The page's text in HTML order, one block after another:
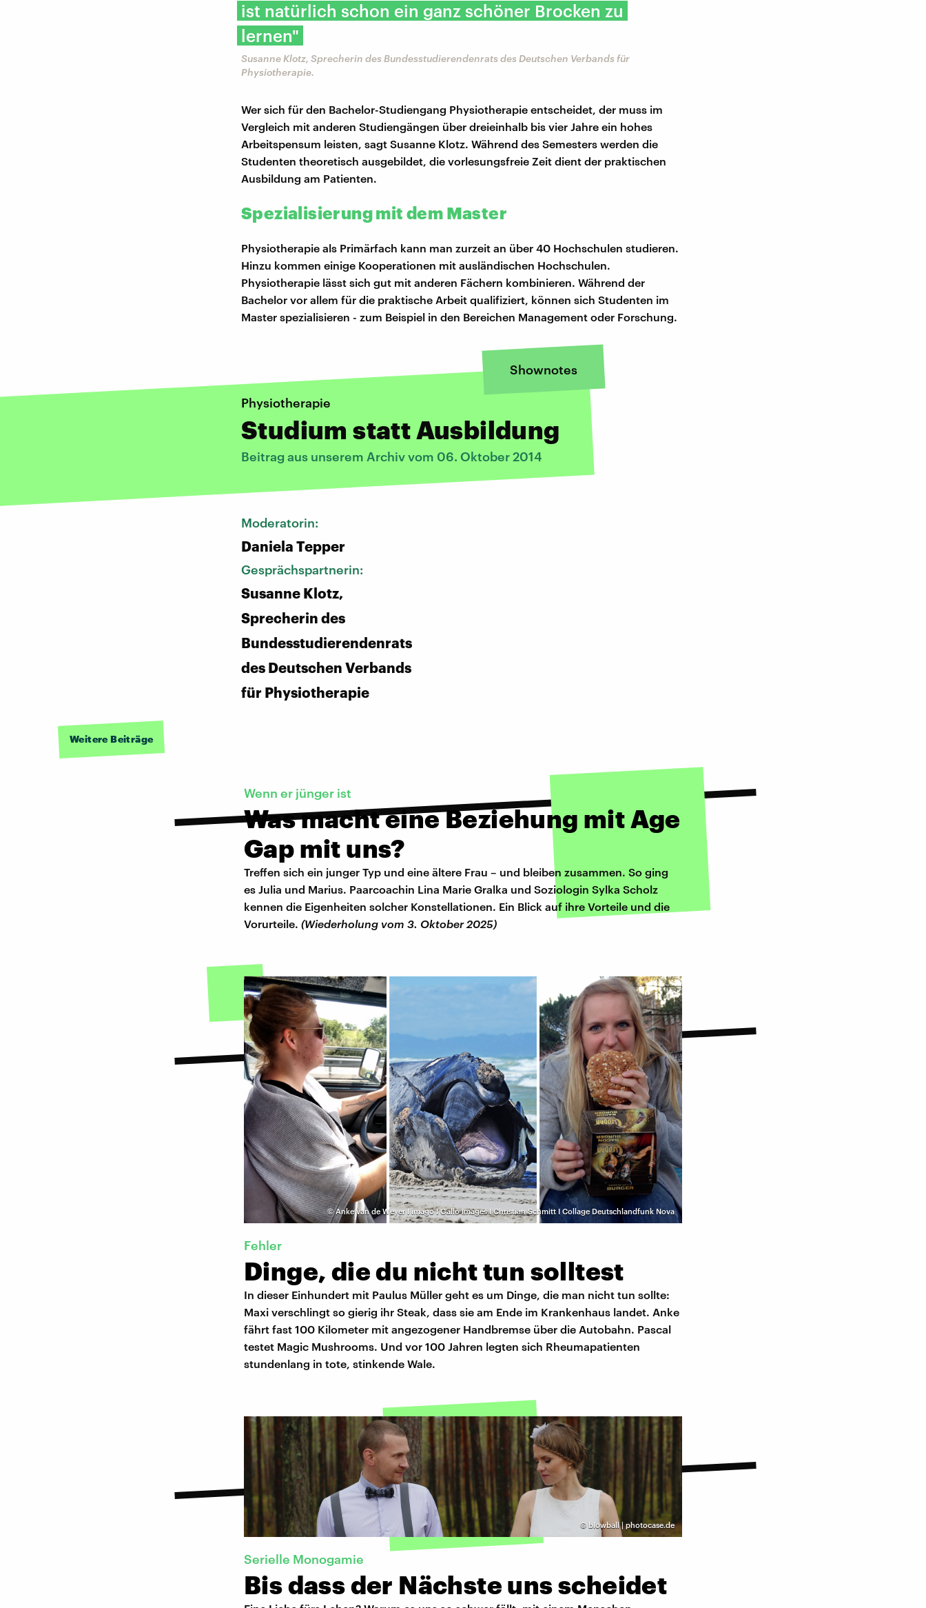
ist natürlich schon ein ganz schöner Brocken zu
lernen"
Susanne Klotz, Sprecherin des Bundesstudierendenrats des Deutschen Verbands für
Physiotherapie.
Wer sich für den Bachelor-Studiengang Physiotherapie entscheidet, der muss im
Vergleich mit anderen Studiengängen über dreieinhalb bis vier Jahre ein hohes
Arbeitspensum leisten, sagt Susanne Klotz. Während des Semesters werden die
Studenten theoretisch ausgebildet, die vorlesungsfreie Zeit dient der praktischen
Ausbildung am Patienten.
Spezialisierung mit dem Master
Physiotherapie als Primärfach kann man zurzeit an über 40 Hochschulen studieren.
Hinzu kommen einige Kooperationen mit ausländischen Hochschulen.
Physiotherapie lässt sich gut mit anderen Fächern kombinieren. Während der
Bachelor vor allem für die praktische Arbeit qualifiziert, können sich Studenten im
Master spezialisieren - zum Beispiel in den Bereichen Management oder Forschung.
Shownotes
Physiotherapie
Studium statt Ausbildung
Beitrag aus unserem Archiv vom 06. Oktober 2014
Moderatorin:
Daniela Tepper
Gesprächspartnerin:
Susanne Klotz,
Sprecherin des
Bundesstudierendenrats
des Deutschen Verbands
für Physiotherapie
Weitere Beiträge
Wenn er jünger ist
Was macht eine Beziehung mit Age
Gap mit uns?
Treffen sich ein junger Typ und eine ältere Frau – und bleiben zusammen. So ging
es Julia und Marius. Paarcoachin Lina Marie Gralka und Soziologin Sylka Scholz
kennen die Eigenheiten solcher Konstellationen. Ein Blick auf ihre Vorteile und die
Vorurteile. (Wiederholung vom 3. Oktober 2025)
©Anke van de Weyer I imago I Gallo Images I Christian Schmitt I Collage Deutschlandfunk Nova
Fehler
Dinge, die du nicht tun solltest
In dieser Einhundert mit Paulus Müller geht es um Dinge, die man nicht tun sollte:
Maxi verschlingt so gierig ihr Steak, dass sie am Ende im Krankenhaus landet. Anke
fährt fast 100 Kilometer mit angezogener Handbremse über die Autobahn. Pascal
testet Magic Mushrooms. Und vor 100 Jahren legten sich Rheumapatienten
stundenlang in tote, stinkende Wale.
© blowball | photocase.de
Serielle Monogamie
Bis dass der Nächste uns scheidet